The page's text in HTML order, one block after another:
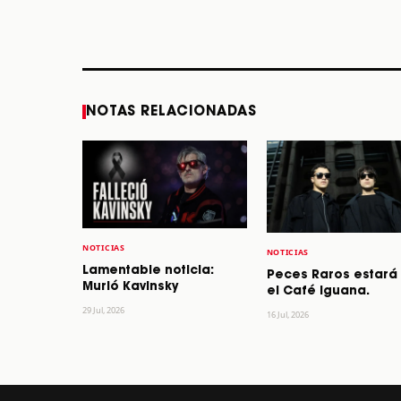
NOTAS RELACIONADAS
NOTICIAS
Lamentable noticia:
Murió Kavinsky
29 Jul, 2026
NOTICIAS
Peces Raros estará
el Café Iguana.
16 Jul, 2026